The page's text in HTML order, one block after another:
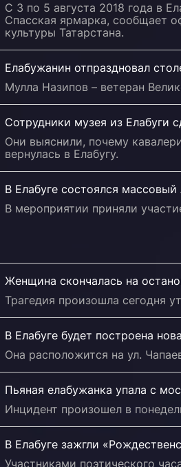
С 3 по 5 августа 2018 года в
Спасская ярмарка, сообщает
культуры Татарстана.
Елабужанин отпраздновал
Мулла Назипов – ветеран
Сотрудники музея из Елабуги
Они выяснили, почему
вернулась в Елабугу.
В Елабуге состоялся
В мероприятии приняли
Женщина скончалась на
Трагедия произошла сегодня
В Елабуге будет построена
Она расположится на ул.
Пьяная елабужанка упала с
Инцидент произошел в
В Елабуге зажгли
Участниками поэтического